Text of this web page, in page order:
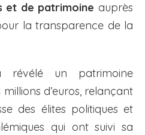
et de patrimoine auprès
la transparence de la
révélé un patrimoine
d’euros, relançant
des élites politiques et
qui ont suivi sa